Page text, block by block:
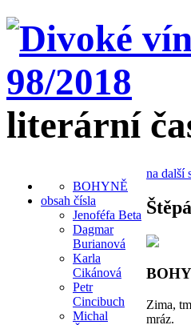
literární
BOHYNĚ
obsah čísla
Jenoféfa Beta
Dagmar
Burianová
Karla
Cikánová
Petr
Cincibuch
Michal
na další
Zima,
mráz.